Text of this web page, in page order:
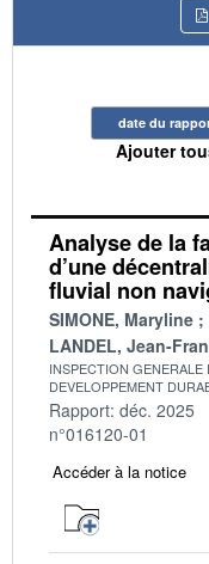
date du
Ajouter
Analyse de la
d’une
fluvial non
SIMONE, Maryline
LANDEL, Jean-
INSPECTION
DEVELOPPEMENT
Rapport: déc. 2025
n°016120-01
Accéder à la notice